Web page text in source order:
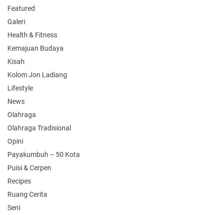
Featured
Galeri
Health & Fitness
Kemajuan Budaya
Kisah
Kolom Jon Ladiang
Lifestyle
News
Olahraga
Olahraga Tradisional
Opini
Payakumbuh – 50 Kota
Puisi & Cerpen
Recipes
Ruang Cerita
Seni